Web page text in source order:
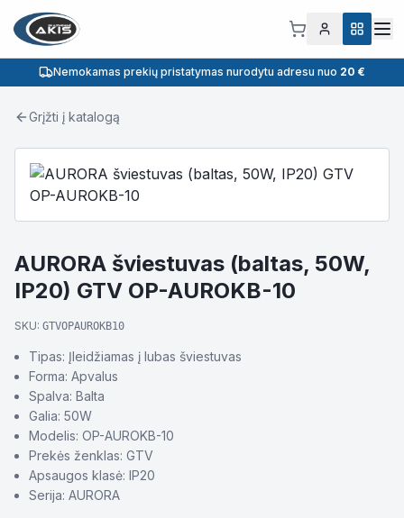
Nemokamas prekių pristatymas nurodytu adresu nuo 20 €
Grįžti į katalogą
AURORA šviestuvas (baltas, 50W,
IP20) GTV OP-AUROKB-10
SKU: GTVOPAUROKB10
Tipas: Įleidžiamas į lubas šviestuvas
Forma: Apvalus
Spalva: Balta
Galia: 50W
Modelis: OP-AUROKB-10
Prekės ženklas: GTV
Apsaugos klasė: IP20
Serija: AURORA